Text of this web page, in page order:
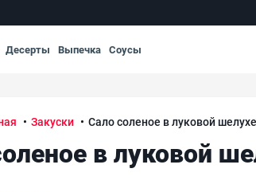
Десерты Выпечка Соусы
Закуски Сало соленое в луковой шелухе
в луковой